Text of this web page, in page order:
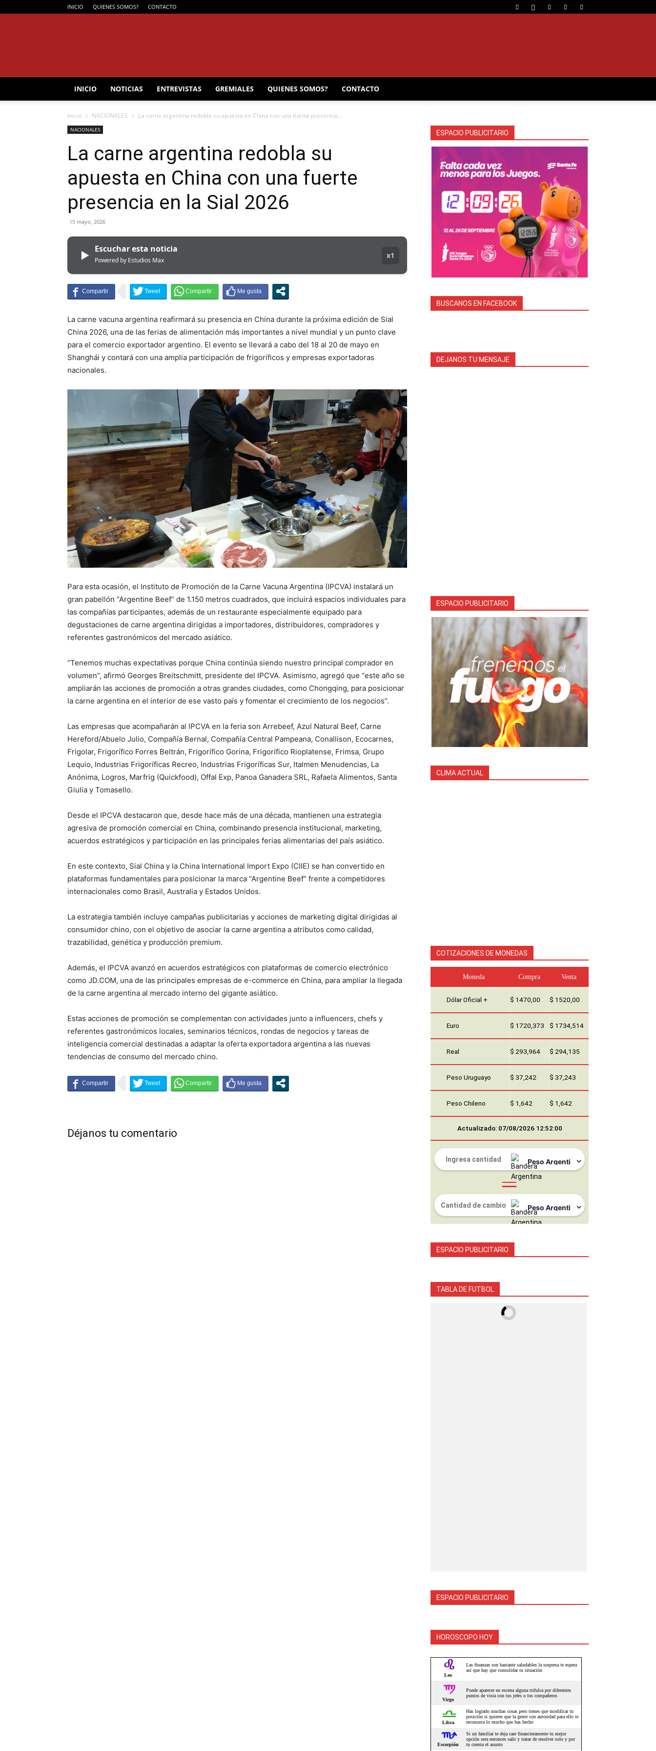
INICIO QUIENES SOMOS? CONTACTO
EL
INICIO NOTICIAS ENTREVISTAS GREMIALES QUIENES SOMOS? CONTACTO
Inicio NACIONALES La carne argentina redobla su apuesta en China con una fuerte presencia...
NACIONALES
La carne argentina redobla su
apuesta en China con una fuerte
presencia en la Sial 2026
15 mayo, 2026
▶ Escuchar esta noticia
Powered by Estudios Max
x1
La carne vacuna argentina reafirmará su presencia en China durante la próxima edición de Sial
China 2026, una de las ferias de alimentación más importantes a nivel mundial y un punto clave
para el comercio exportador argentino. El evento se llevará a cabo del 18 al 20 de mayo en
Shanghái y contará con una amplia participación de frigoríficos y empresas exportadoras
nacionales.
Para esta ocasión, el Instituto de Promoción de la Carne Vacuna Argentina (IPCVA) instalará un
gran pabellón “Argentine Beef” de 1.150 metros cuadrados, que incluirá espacios individuales para
las compañías participantes, además de un restaurante especialmente equipado para
degustaciones de carne argentina dirigidas a importadores, distribuidores, compradores y
referentes gastronómicos del mercado asiático.
“Tenemos muchas expectativas porque China continúa siendo nuestro principal comprador en
volumen”, afirmó Georges Breitschmitt, presidente del IPCVA. Asimismo, agregó que “este año se
ampliarán las acciones de promoción a otras grandes ciudades, como Chongqing, para posicionar
la carne argentina en el interior de ese vasto país y fomentar el crecimiento de los negocios”.
Las empresas que acompañarán al IPCVA en la feria son Arrebeef, Azul Natural Beef, Carne
Hereford/Abuelo Julio, Compañía Bernal, Compañía Central Pampeana, Conallison, Ecocarnes,
Frigolar, Frigorífico Forres Beltrán, Frigorífico Gorina, Frigorífico Rioplatense, Frimsa, Grupo
Lequio, Industrias Frigoríficas Recreo, Industrias Frigoríficas Sur, Italmen Menudencias, La
Anónima, Logros, Marfrig (Quickfood), Offal Exp, Panoa Ganadera SRL, Rafaela Alimentos, Santa
Giulia y Tomasello.
Desde el IPCVA destacaron que, desde hace más de una década, mantienen una estrategia
agresiva de promoción comercial en China, combinando presencia institucional, marketing,
acuerdos estratégicos y participación en las principales ferias alimentarias del país asiático.
En este contexto, Sial China y la China International Import Expo (CIIE) se han convertido en
plataformas fundamentales para posicionar la marca “Argentine Beef” frente a competidores
internacionales como Brasil, Australia y Estados Unidos.
La estrategia también incluye campañas publicitarias y acciones de marketing digital dirigidas al
consumidor chino, con el objetivo de asociar la carne argentina a atributos como calidad,
trazabilidad, genética y producción premium.
Además, el IPCVA avanzó en acuerdos estratégicos con plataformas de comercio electrónico
como JD.COM, una de las principales empresas de e-commerce en China, para ampliar la llegada
de la carne argentina al mercado interno del gigante asiático.
Estas acciones de promoción se complementan con actividades junto a influencers, chefs y
referentes gastronómicos locales, seminarios técnicos, rondas de negocios y tareas de
inteligencia comercial destinadas a adaptar la oferta exportadora argentina a las nuevas
tendencias de consumo del mercado chino.
Déjanos tu comentario
ESPACIO PUBLICITARIO
BUSCANOS EN FACEBOOK
DEJANOS TU MENSAJE
ESPACIO PUBLICITARIO
CLIMA ACTUAL
COTIZACIONES DE MONEDAS
Moneda Compra Venta
Dólar Oficial + $ 1470,00 $ 1520,00
Euro $ 1720,373 $ 1734,514
Real $ 293,964 $ 294,135
Peso Uruguayo $ 37,242 $ 37,243
Peso Chileno $ 1,642 $ 1,642
Actualizado: 07/08/2026 12:52:00
ESPACIO PUBLICITARIO
TABLA DE FUTBOL
ESPACIO PUBLICITARIO
HOROSCOPO HOY